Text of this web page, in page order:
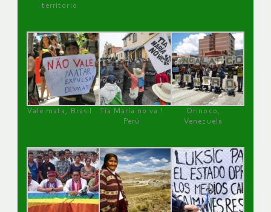
territorio
Vale mata, Brasil
Tía María no va !
Perú
Orinoco,
Venezuela